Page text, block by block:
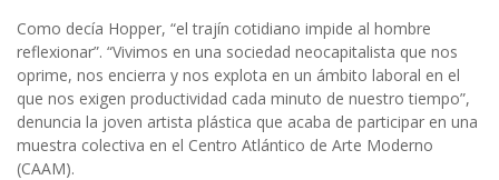
Como decía Hopper, “el trajín cotidiano impide al hombre
reflexionar”. “Vivimos en una sociedad neocapitalista que nos
oprime, nos encierra y nos explota en un ámbito laboral en el
que nos exigen productividad cada minuto de nuestro tiempo”,
denuncia la joven artista plástica que acaba de participar en una
muestra colectiva en el Centro Atlántico de Arte Moderno
(CAAM).